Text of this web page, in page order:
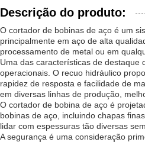
Descrição do produto:
O cortador de bobinas de aço é um
principalmente em aço de alta
processamento de metal ou em
Uma das características de destaque
operacionais. O recuo hidráulico
rapidez de resposta e facilidade de
em diversas linhas de produção,
O cortador de bobina de aço é
bobinas de aço, incluindo chapas
lidar com espessuras tão diversas
A segurança é uma consideração